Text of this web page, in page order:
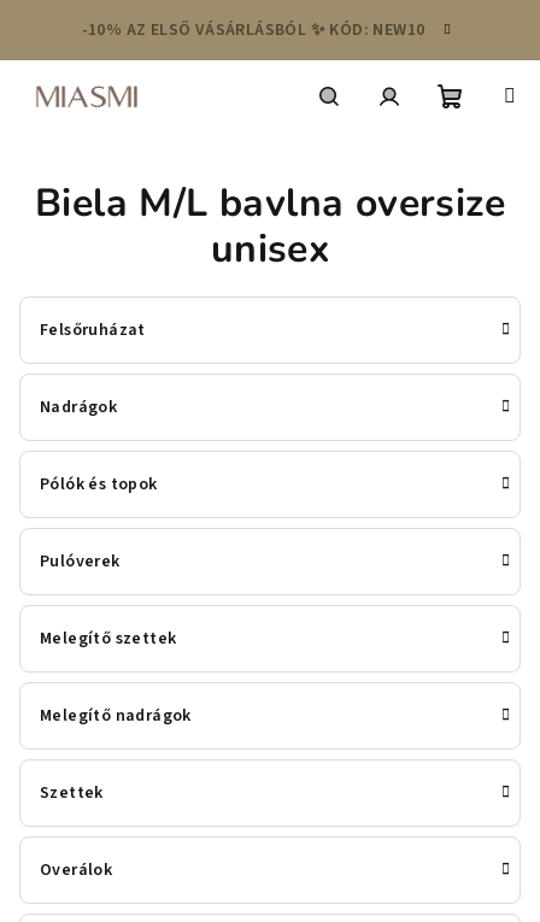
fő
tartalomhoz
-10% AZ ELSŐ VÁSÁRLÁSBÓL ✨ KÓD: NEW10
Biela M/L bavlna oversize
unisex
Felsőruházat
Nadrágok
Pólók és topok
Pulóverek
Melegítő szettek
Melegítő nadrágok
Szettek
Overálok